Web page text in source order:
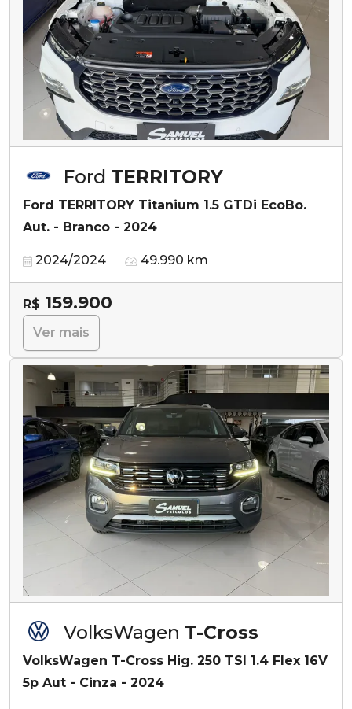
Ford TERRITORY
Ford TERRITORY Titanium 1.5 GTDi EcoBo.
Aut. - Branco - 2024
2024/2024 49.990 km
R$ 159.900
Ver mais
VolksWagen T-Cross
VolksWagen T-Cross Hig. 250 TSI 1.4 Flex 16V
5p Aut - Cinza - 2024